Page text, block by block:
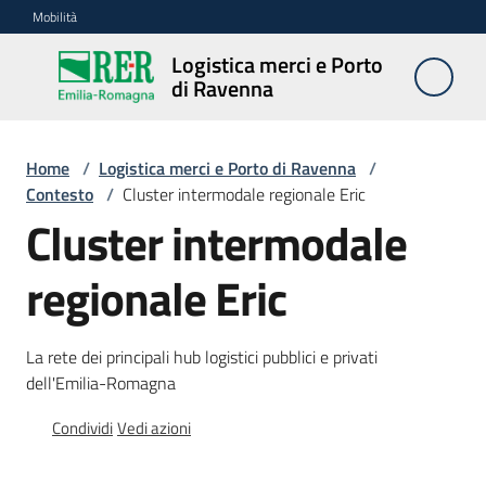
Vai al contenuto
Vai alla navigazione
Vai al footer
Mobilità
Logistica merci e Porto
di Ravenna
Logistica
merci e
Ravenna
Contesto
e
progetti
Home / Logistica merci e Porto di Ravenna /
Contesto / Cluster intermodale regionale Eric
Cluster intermodale
regionale Eric
La rete dei principali hub logistici pubblici e privati
dell'Emilia-Romagna
CondividiVedi azioni